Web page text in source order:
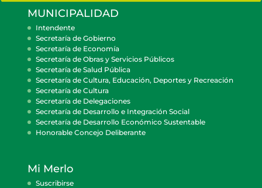
MUNICIPALIDAD
Intendente
Secretaría de Gobierno
Secretaría de Economía
Secretaría de Obras y Servicios Públicos
Secretaría de Salud Pública
Secretaría de Cultura, Educación, Deportes y Recreación
Secretaría de Cultura
Secretaría de Delegaciones
Secretaría de Desarrollo e Integración Social
Secretaría de Desarrollo Económico Sustentable
Honorable Concejo Deliberante
Mi Merlo
Suscribirse